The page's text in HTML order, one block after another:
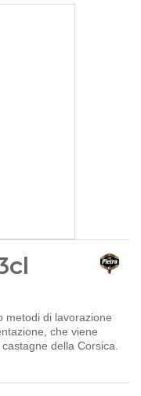
metodi di lavorazione
che viene
della Corsica.